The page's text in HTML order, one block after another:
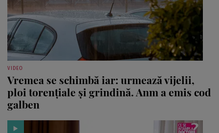
VIDEO
Vremea se schimbă iar: urmează vijelii,
ploi torențiale și grindină. Anm a emis cod
galben